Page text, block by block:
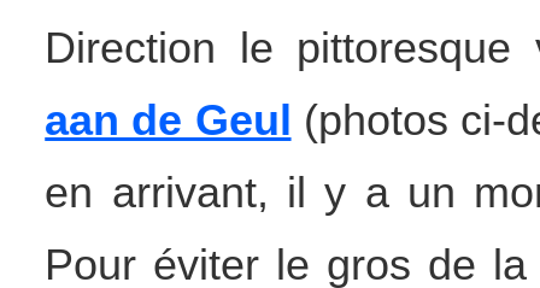
Direction le
aan de Geul (photos ci-
en arrivant, il y a un
Pour éviter le gros de